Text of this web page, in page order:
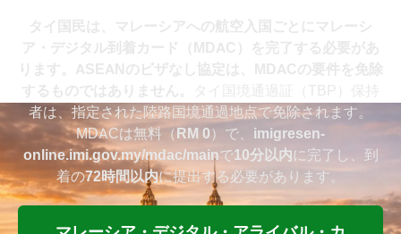
者は、指定された陸路国境通過地点で免除されます。
MDACは無料（RM 0）で、 imigresen-
online.imi.gov.my/mdac/mainで10分以内に完了し、到
着の72時間以内に提出する必要があります。